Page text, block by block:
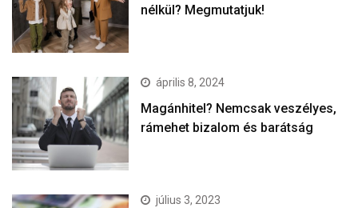
nélkül? Megmutatjuk!
április 8, 2024
Magánhitel? Nemcsak veszélyes,
rámehet bizalom és barátság
július 3, 2023